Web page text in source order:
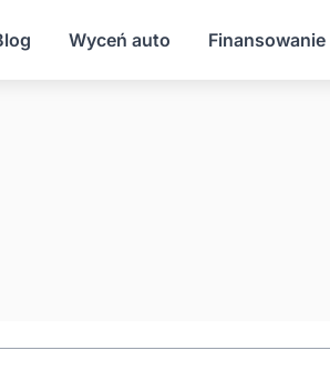
Wyceń auto Finansowanie